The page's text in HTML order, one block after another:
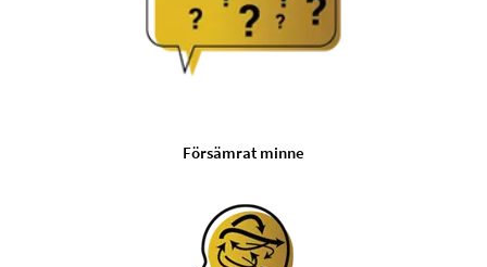
Försämrat minne